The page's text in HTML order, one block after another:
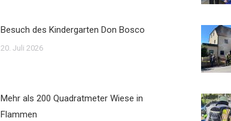
Besuch des Kindergarten Don Bosco
20. Juli 2026
Mehr als 200 Quadratmeter Wiese in
Flammen